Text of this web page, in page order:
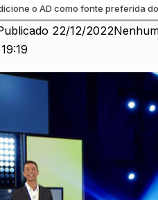
22/12/2022
o AD como fonte preferida